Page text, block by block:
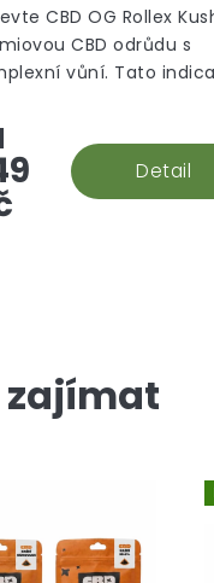
Detail
CBD OG Rollex
CBD odrůdu s
vůní. Tato
křížením White Fire
Vůně je dřevitá s
zajímat